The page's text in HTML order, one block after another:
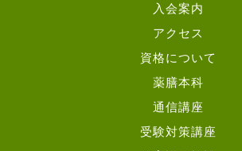
入会案内
アクセス
資格について
薬膳本科
通信講座
受験対策講座